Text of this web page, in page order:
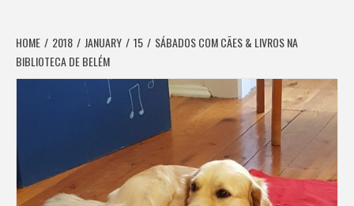
HOME 2018 JANUARY 15
SÁBADOS COM CÃES & LIVROS NA
BIBLIOTECA DE BELÉM